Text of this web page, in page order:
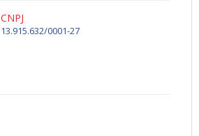
CNPJ
13.915.632/0001-27